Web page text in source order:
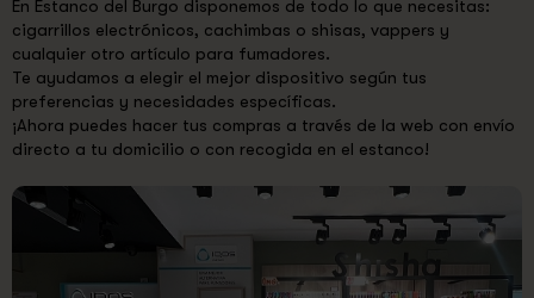
En Estanco del Burgo disponemos de todo lo que necesitas:
cigarrillos electrónicos, cachimbas o shisas, vappers y
cualquier otro artículo para fumadores.
Te ayudamos a elegir el mejor dispositivo según tus
preferencias y necesidades específicas.
¡Ahora puedes hacer tus compras a través de la web con envío
directo a tu domicilio o con recogida en el estanco!